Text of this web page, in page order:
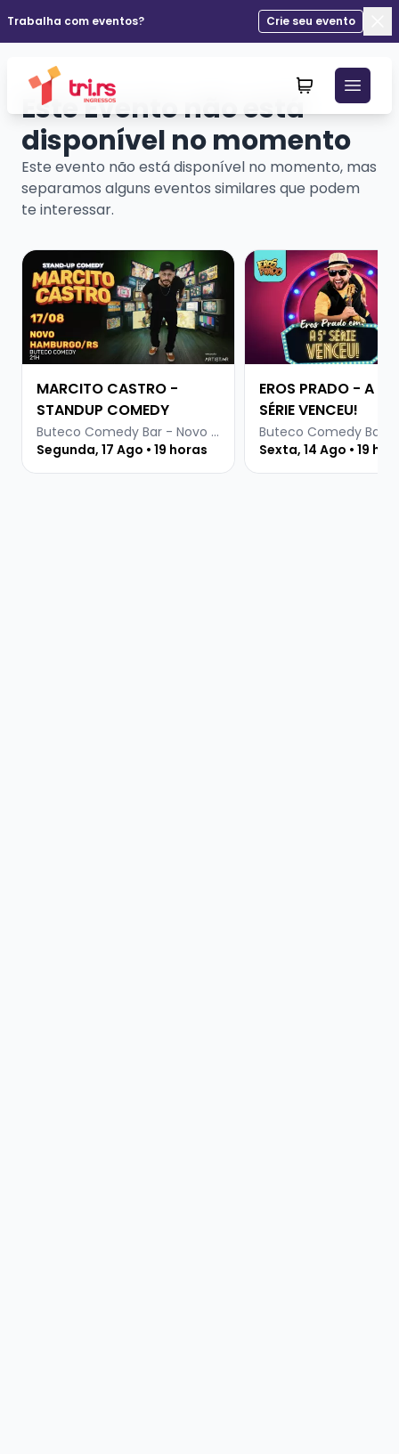
Trabalha com eventos?
Crie seu evento
Este Evento não está
disponível no momento
Este evento não está disponível no momento, mas
separamos alguns eventos similares que podem
te interessar.
Veja mais sobre MARCITO CASTRO - STANDUP
MARCITO CASTRO -
STANDUP COMEDY
Buteco Comedy Bar - Novo Hamburgo
Segunda, 17 Ago • 19 horas
Veja mais sobre EROS
EROS PRADO - A
SÉRIE VENCEU!
Sexta, 14 Ago • 19